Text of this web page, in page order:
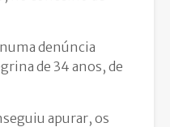
denúncia
de 34 anos, de
apurar, os